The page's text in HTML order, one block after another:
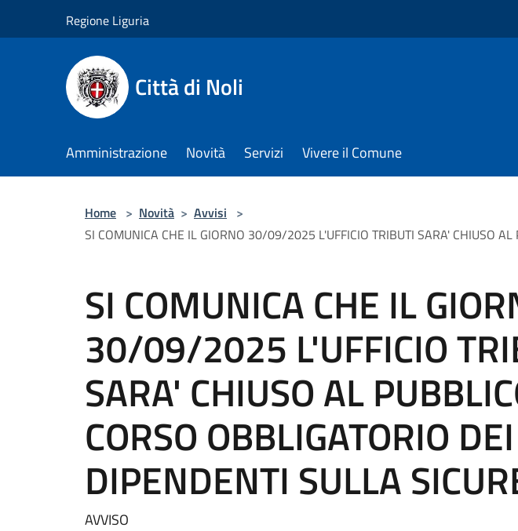
Regione Liguria
Città di Noli
Amministrazione Novità Servizi Vivere il Comune
Home > Novità > Avvisi >
SI COMUNICA CHE IL GIORNO 30/09/2025 L'UFFICIO TRIBUTI SARA' CHIUSO
SI COMUNICA CHE IL
30/09/2025 L'UFFICIO
SARA' CHIUSO AL
CORSO OBBLIGATORIO DEI
DIPENDENTI SULLA
AVVISO